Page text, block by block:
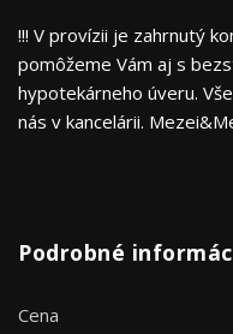
!!! V provízii je zahrnutý
pomôžeme Vám aj s
hypotekárneho úveru.
nás v kancelárii.
Podrobné
Cena